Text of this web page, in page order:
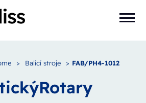
> Balicí stroje > FAB/PH4-1012
Rotary